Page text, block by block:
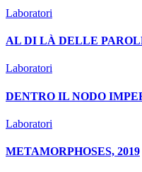
Laboratori
AL DI LÀ DELLE
Laboratori
DENTRO IL NODO
Laboratori
METAMORPHOSES, 2019